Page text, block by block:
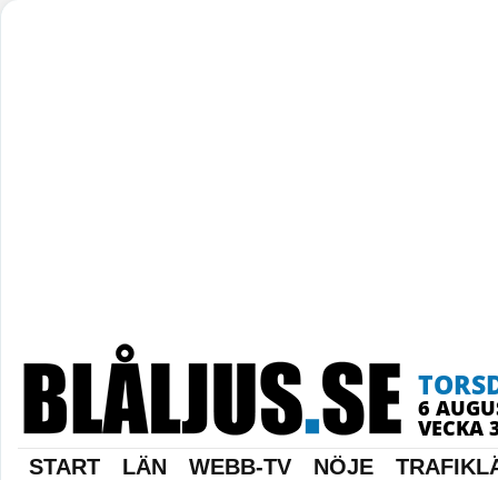
6
VECKA
START LÄN WEBB-TV NÖJE